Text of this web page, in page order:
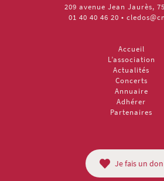
209 avenue Jean Jaurès,
01 40 40 46 20 •
Accueil
L’association
Actualités
Concerts
Annuaire
Adhérer
Partenaires
Je fais un don